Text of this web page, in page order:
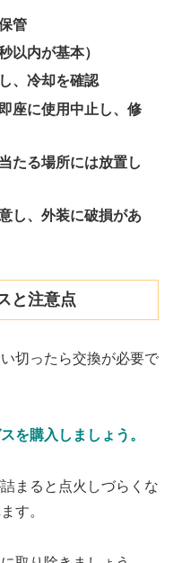
管
以内が基本）
、冷却を確認
座に使用中止し、修
たる場所には放置し
し、外装に破損があ
と注意点
切ったら交換が必要で
を購入しましょう。
まると点火しづらくな
す。